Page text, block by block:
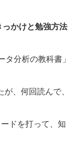
かけと勉強方法
分析の教科書」
、何回読んで、
ドを打って、知